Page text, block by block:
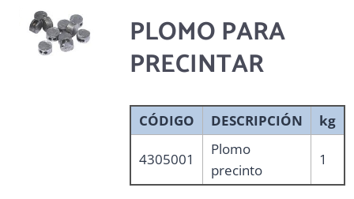
PLOMO PARA
PRECINTAR
CÓDIGO DESCRIPCIÓN kg
4305001
Plomo
precinto
1